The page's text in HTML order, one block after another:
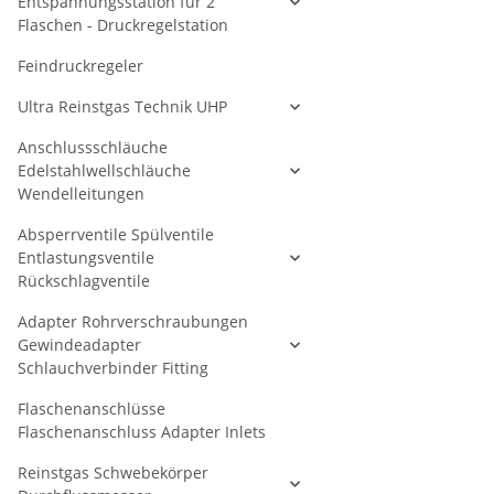
Flaschen - Druckregelstation
Feindruckregeler
Ultra Reinstgas Technik UHP
Anschlussschläuche
Edelstahlwellschläuche
Wendelleitungen
Absperrventile Spülventile
Entlastungsventile
Rückschlagventile
Adapter Rohrverschraubungen
Gewindeadapter
Schlauchverbinder Fitting
Flaschenanschlüsse
Flaschenanschluss Adapter Inlets
Reinstgas Schwebekörper